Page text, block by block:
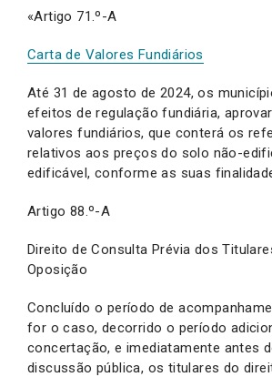
«Artigo 71.º-A
Carta de Valores Fundiários
Até 31 de agosto de 2024, os
efeitos de regulação fundiária,
valores fundiários, que conterá os
relativos aos preços do solo não-
edificável, conforme as suas
Artigo 88.º-A
Direito de Consulta Prévia dos
Oposição
Concluído o período de
for o caso, decorrido o período
concertação, e imediatamente antes
discussão pública, os titulares do